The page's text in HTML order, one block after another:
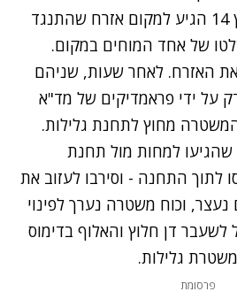
מול ביתו של בעלי ערוץ 14 הגיע למקום אזרח שהתנגד
של אחד המוחים במקום.
האזרח. לאחר שעות, שניהם
על ידי פראמדיקים של מד"א
מחוץ לתחנת גלילות.
נתקלנו בבעיה
נסה שוב
נתקלנו בבעיה
נסה שוב
למחות מול תחנת
לתוך התחנה - וסירבו לעזוב את
וכוח משטרה נערך לפינוי
דן חלוץ והאלוף בדימוס
גלילות.
פרסומת